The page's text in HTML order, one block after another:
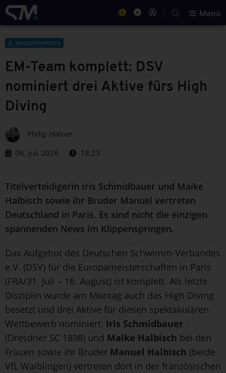
Menü
WASSERSPRINGEN
EM-Team komplett: DSV
nominiert drei Aktive fürs High
Diving
Philip Häfner
06. Juli 2026
18:23
Titelverteidigerin Iris Schmidbauer und Maike
Halbisch sowie ihr Bruder Manuel vertreten
Deutschland in Paris. Es sind nicht die einzigen
spannenden News im Klippenspringen.
Das Aufgebot des Deutschen Schwimm-Verbandes
e.V. (DSV) für die Europameisterschaften in Paris
(FRA/31. Juli – 16. August) ist komplett. Als letzte
Disziplin wurde am Montag auch das High Diving
besetzt und drei Aktive für diesen spektakulären
Wettbewerb nominiert. Iris Schmidbauer
(Dresdner SC 1898) und Maike Halbisch bei den
Frauen sowie ihr Bruder Manuel Halbisch (beide
VfL Waiblingen) vertreten dort in der französischen